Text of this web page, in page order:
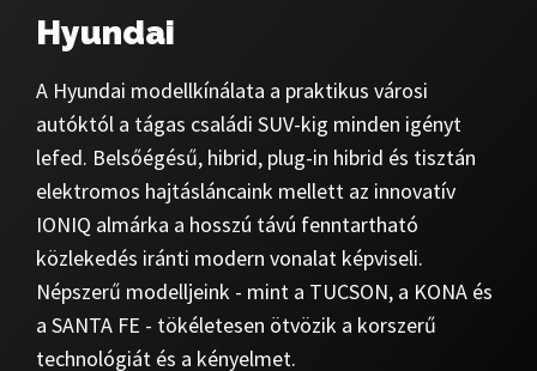
Hyundai
A Hyundai modellkínálata a praktikus városi
autóktól a tágas családi SUV-kig minden igényt
lefed. Belsőégésű, hibrid, plug-in hibrid és tisztán
elektromos hajtásláncaink mellett az innovatív
IONIQ almárka a hosszú távú fenntartható
közlekedés iránti modern vonalat képviseli.
Népszerű modelljeink - mint a TUCSON, a KONA és
a SANTA FE - tökéletesen ötvözik a korszerű
technológiát és a kényelmet.